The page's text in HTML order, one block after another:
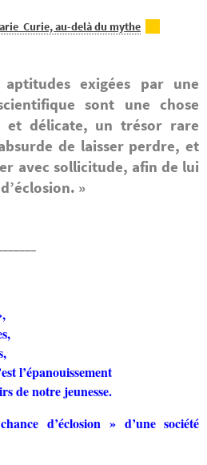
Curie, au-delà du mythe
exigées par une
sont une chose
et délicate, un trésor rare
de laisser perdre, et
avec sollicitude, afin de lui
»
l’épanouissement
de notre jeunesse.
d’éclosion » d’une société